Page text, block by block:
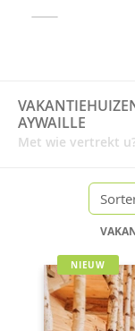
AYWAILLE
Met wie vertrekt